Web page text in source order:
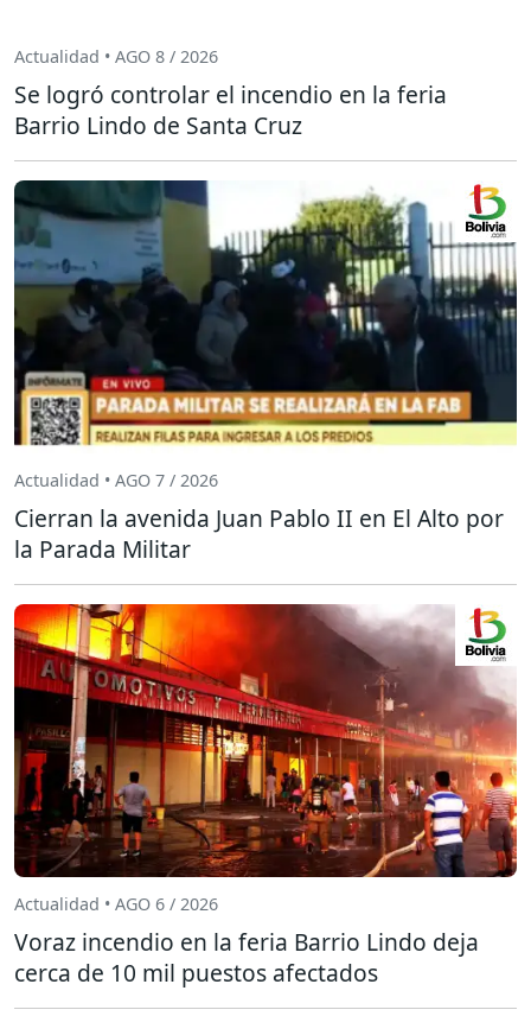
Actualidad • AGO 8 / 2026
Se logró controlar el incendio en la feria
Barrio Lindo de Santa Cruz
Actualidad • AGO 7 / 2026
Cierran la avenida Juan Pablo II en El Alto por
la Parada Militar
Actualidad • AGO 6 / 2026
Voraz incendio en la feria Barrio Lindo deja
cerca de 10 mil puestos afectados